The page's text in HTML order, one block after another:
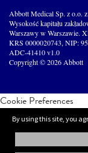
Abbott Medical Sp. z o.o.
Wysokość kapitału
Warszawy w Warszawie.
KRS 0000020743, NIP:
ADC-41410 v1.0
Copyright © 2026 Abbott
Cookie Preferences
By using this site, you